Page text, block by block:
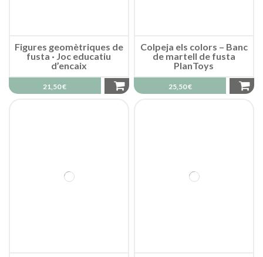
Figures geomètriques de
fusta · Joc educatiu
d’encaix
21,50 €
Colpeja els colors – Banc
de martell de fusta
PlanToys
25,50 €